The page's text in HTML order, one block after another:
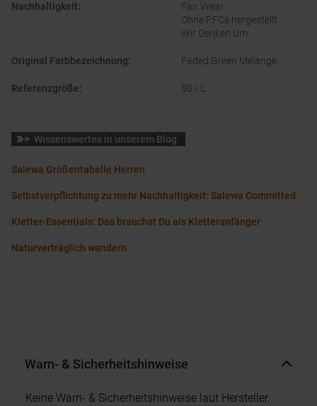
Nachhaltigkeit:
Fair Wear
Ohne PFCs hergestellt
Wir Denken Um
Original Farbbezeichnung: Faded Green Melange
Referenzgröße: 50 / L
Wissenswertes in unserem Blog
Salewa Größentabelle Herren
Selbstverpflichtung zu mehr Nachhaltigkeit: Salewa Committed
Kletter-Essentials: Das brauchst Du als Kletteranfänger
Naturverträglich wandern
Warn- & Sicherheitshinweise
Keine Warn- & Sicherheitshinweise laut Hersteller.